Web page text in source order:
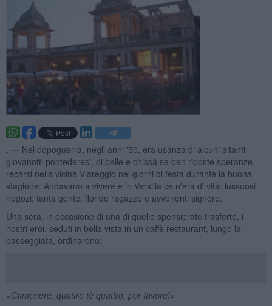
. — Nel dopoguerra, negli anni '50, era usanza di alcuni aitanti
giovanotti pontederesi, di belle e chissà se ben riposte speranze,
recarsi nella vicina Viareggio nei giorni di festa durante la buona
stagione. Andavano a vivere e in Versilia ce n'era di vita: lussuosi
negozi, tanta gente, floride ragazze e avvenenti signore.
Una sera, in occasione di una di quelle spensierate trasferte, i
nostri eroi, seduti in bella vista in un caffè restaurant, lungo la
passeggiata, ordinarono:
«Cameriere, quattro tè quattro, per favore!»